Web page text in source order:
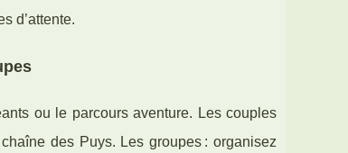
d’attente.
ou le parcours aventure. Les couples
des Puys. Les groupes : organisez